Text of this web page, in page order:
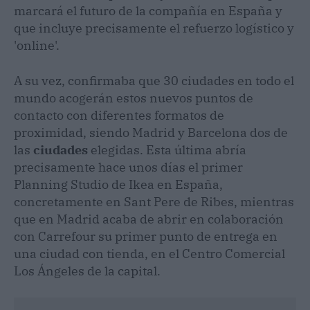
marcará el futuro de la compañía en España y
que incluye precisamente el refuerzo logístico y
'online'.
A su vez, confirmaba que 30 ciudades en todo el
mundo acogerán estos nuevos puntos de
contacto con diferentes formatos de
proximidad, siendo Madrid y Barcelona dos de
las ciudades elegidas. Esta última abría
precisamente hace unos días el primer
Planning Studio de Ikea en España,
concretamente en Sant Pere de Ribes, mientras
que en Madrid acaba de abrir en colaboración
con Carrefour su primer punto de entrega en
una ciudad con tienda, en el Centro Comercial
Los Ángeles de la capital.